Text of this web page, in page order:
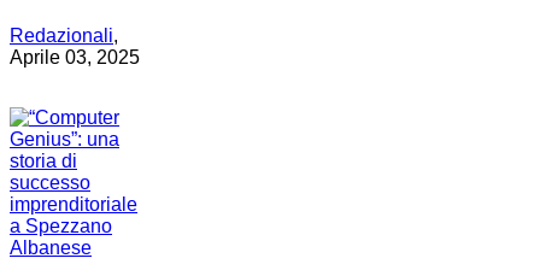
Redazionali,
Aprile 03, 2025